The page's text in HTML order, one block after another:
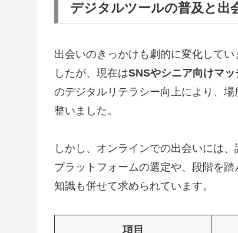
デジタルツールの普及と出
出会いのきっかけも劇的に変化して
したが、現在はSNSやシニア向けマッ
のデジタルリテラシー向上により、
整いました。
しかし、オンラインでの出会いには
プラットフォームの選定や、段階を
知識も併せて求められています。
項目